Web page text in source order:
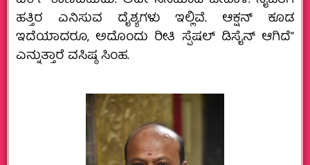
ಹತ್ತಿರ ಎನಿಸುವ ದೈಶ್ಯಗಳು ಇಲ್ಲಿವೆ. ಆಕ್ಷನ್‌ ಕೂಡ
ಇದೆಯಾದರೂ, ಅದೊಂದು ರೀತಿ ಸ್ಪೆಷಲ್‌ ಡಿಸೈನ್‌ ಆಗಿದೆ”
ಎನ್ನುತ್ತಾರೆ ವಸಿಷ್ಠ ಸಿಂಹ.